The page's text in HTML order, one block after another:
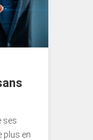
ses
plus en